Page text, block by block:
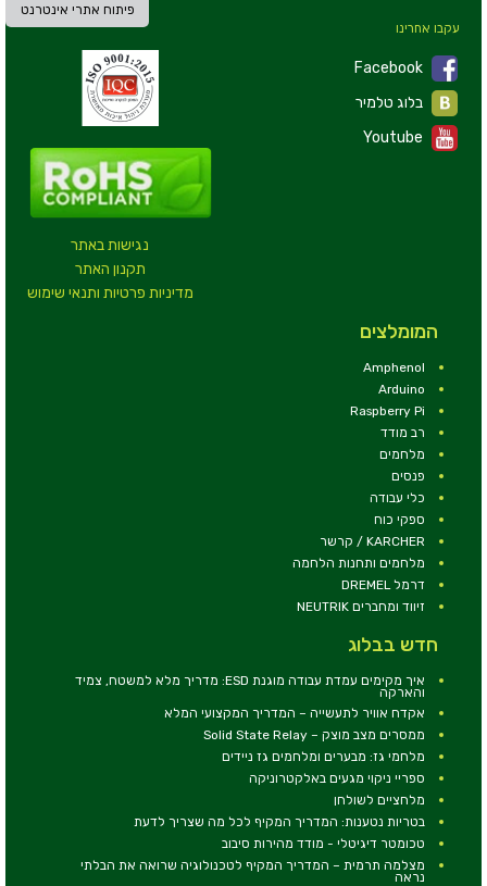
פיתוח אתרי אינטרנט
נגישות באתר
תקנון האתר
מדיניות פרטיות ותנאי שימוש
עקבו אחרינו
Facebook
Youtube
המומלצים
Amphenol
Arduino
Raspberry Pi
רב מודד
מלחמים
פנסים
כלי עבודה
ספקי כוח
KARCHER / קרשר
מלחמים ותחנות הלחמה
דרמל DREMEL
זיווד ומחברים NEUTRIK
חדש בבלוג
איך מקימים עמדת עבודה מוגנת ESD: מדריך מלא למשטח, צמיד
והארקה
אקדח אוויר לתעשייה – המדריך המקצועי המלא
ממסרים מצב מוצק – Solid State Relay
מלחמי גז: מבערים ומלחמים גז ניידים
ספריי ניקוי מגעים באלקטרוניקה
מלחציים לשולחן
בטריות נטענות: המדריך המקיף לכל מה שצריך לדעת
טכומטר דיגיטלי - מודד מהירות סיבוב
מצלמה תרמית – המדריך המקיף לטכנולוגיה שרואה את הבלתי
נראה